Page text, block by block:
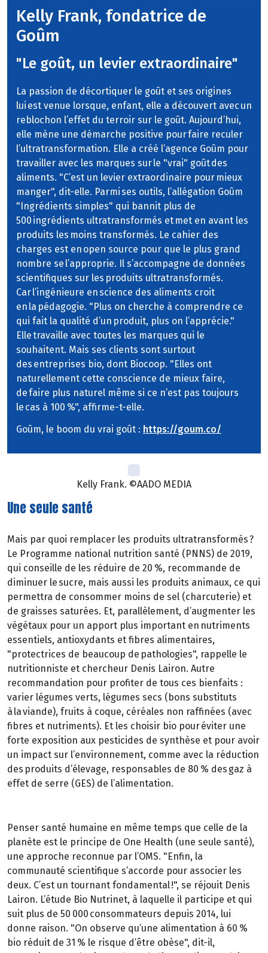
Kelly Frank, fondatrice de
Goûm
"Le goût, un levier extraordinaire"
La passion de décortiquer le goût et ses origines
lui est venue lorsque, enfant, elle a découvert avec un
reblochon l’effet du terroir sur le goût. Aujourd’hui,
elle mène une démarche positive pour faire reculer
l’ultratransformation. Elle a créé l’agence Goûm pour
travailler avec les marques sur le "vrai" goût des
aliments. "C’est un levier extraordinaire pour mieux
manger", dit-elle. Parmi ses outils, l’allégation Goûm
"Ingrédients simples" qui bannit plus de
500 ingrédients ultratransformés et met en avant les
produits les moins transformés. Le cahier des
charges est en open source pour que le plus grand
nombre se l’approprie. Il s’accompagne de données
scientifiques sur les produits ultratransformés.
Car l’ingénieure en science des aliments croit
en la pédagogie. "Plus on cherche à comprendre ce
qui fait la qualité d’un produit, plus on l’apprécie."
Elle travaille avec toutes les marques qui le
souhaitent. Mais ses clients sont surtout
des entreprises bio, dont Biocoop. "Elles ont
naturellement cette conscience de mieux faire,
de faire plus naturel même si ce n’est pas toujours
le cas à 100 %", affirme-t-elle.
Goûm, le boom du vrai goût : https://goum.co/
Kelly Frank. ©AADO MEDIA
Une seule santé
Mais par quoi remplacer les produits ultratransformés ?
Le Programme national nutrition santé (PNNS) de 2019,
qui conseille de les réduire de 20 %, recommande de
diminuer le sucre, mais aussi les produits animaux, ce qui
permettra de consommer moins de sel (charcuterie) et
de graisses saturées. Et, parallèlement, d’augmenter les
végétaux pour un apport plus important en nutriments
essentiels, antioxydants et fibres alimentaires,
"protectrices de beaucoup de pathologies", rappelle le
nutritionniste et chercheur Denis Lairon. Autre
recommandation pour profiter de tous ces bienfaits :
varier légumes verts, légumes secs (bons substituts
à la viande), fruits à coque, céréales non raffinées (avec
fibres et nutriments). Et les choisir bio pour éviter une
forte exposition aux pesticides de synthèse et pour avoir
un impact sur l’environnement, comme avec la réduction
des produits d’élevage, responsables de 80 % des gaz à
effet de serre (GES) de l’alimentation.
Penser santé humaine en même temps que celle de la
planète est le principe de One Health (une seule santé),
une approche reconnue par l’OMS. "Enfin, la
communauté scientifique s’accorde pour associer les
deux. C’est un tournant fondamental !", se réjouit Denis
Lairon. L’étude Bio Nutrinet, à laquelle il participe et qui
suit plus de 50 000 consommateurs depuis 2014, lui
donne raison. "On observe qu’une alimentation à 60 %
bio réduit de 31 % le risque d’être obèse", dit-il,